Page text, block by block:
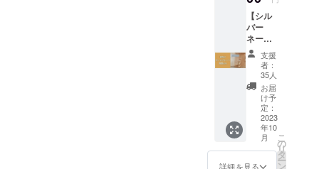
オープ
ン日(9
月中旬
予定)～
2024年
10月31
日迄。
※万が一
閉店し
た場合
でも、
返金は
出来か
ねます
予定)～
2024年
10月31
日迄。
※万が一
閉店し
た場合
でも、
返金は
出来か
ねます
のでご
理解く
ません
のでご
注意く
ださ
い。 ※
チケッ
トの有
効期限
は、
オープ
ン日(9
月中旬
予定)～
2024年
8月31日
迄。 ※
万が一
閉店し
た場合
でも、
返金は
出来か
ねます
のでご
理解く
ださい
対し
て、店
内の雰
囲気や
保護ね
こたち
の写真
付きお
礼メー
ルを送
付させ
ていた
だきま
す。 ※
複数購
も喜び
ます！)
※商品サ
イズ：
縦
9.5cm×
横8cm
※素材：
陶器マ
グカッ
プ ※デ
ザイ
ン：ぽ
ちとた
まロゴ
【シル
バー
ネーム
プレー
ト設
置】 ・
店内風
景や保
護ねこ
たちの
写真付
きお礼
メール
を送付
支援
者：
35人
お届
け予
定：
2023
年10
月
詳細を見る
こ
の
リ
タ
ー
ン